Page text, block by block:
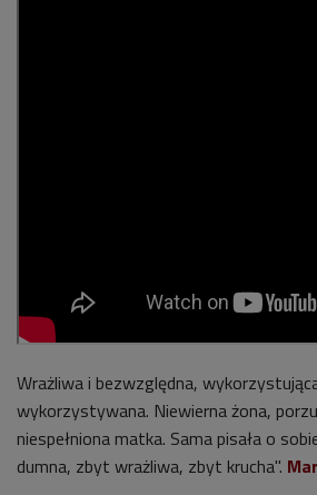
Wrażliwa i bezwzględna,
wykorzystywana. Niewierna żona,
niespełniona matka. Sama pisała o
dumna, zbyt wrażliwa, zbyt krucha".